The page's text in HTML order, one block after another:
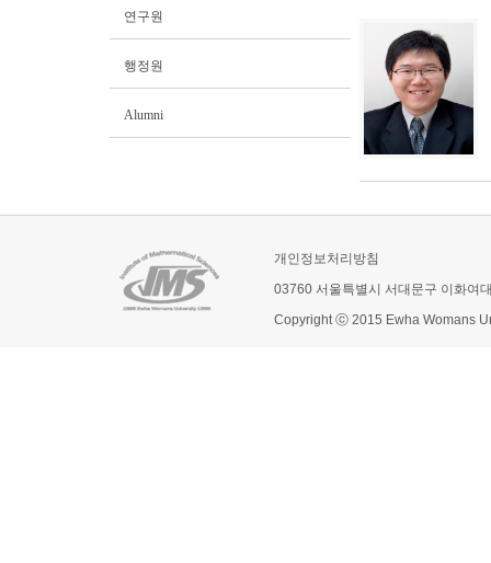
연구원
행정원
Alumni
개인정보처리방침
03760 서울특별시 서대문구 이화여
Copyright ⓒ 2015 Ewha Womans